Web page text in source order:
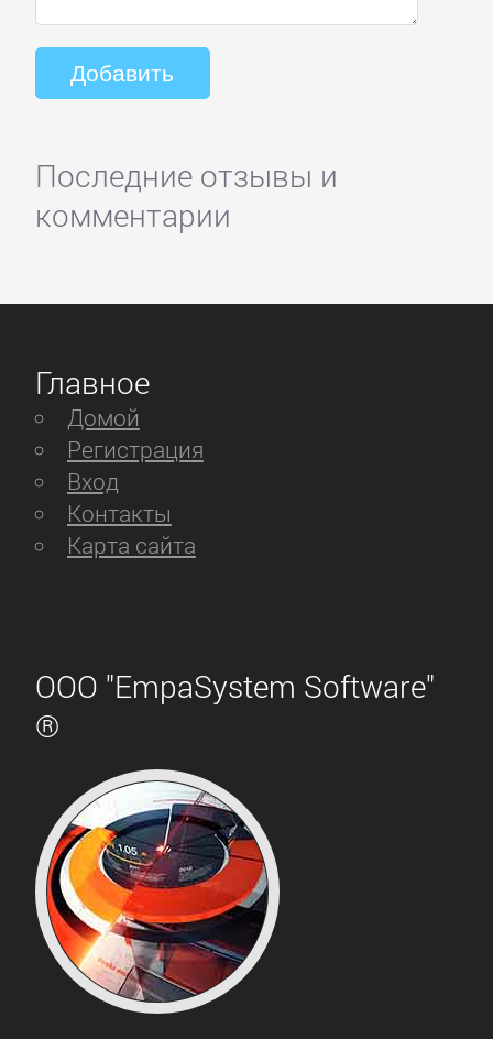
Последние отзывы и
комментарии
Главное
Домой
Регистрация
Вход
Контакты
Карта сайта
ООО "EmpaSystem Software"
®